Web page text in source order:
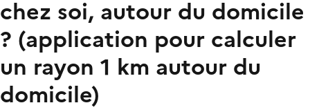
chez soi, autour du domicile
? (application pour calculer
un rayon 1 km autour du
domicile)